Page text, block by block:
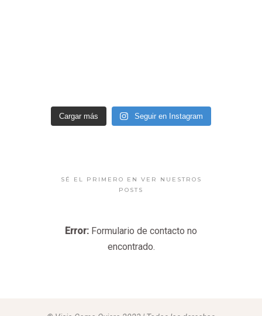
Cargar más Seguir en Instagram
SÉ EL PRIMERO EN VER NUESTROS
POSTS
Error: Formulario de contacto no
encontrado.